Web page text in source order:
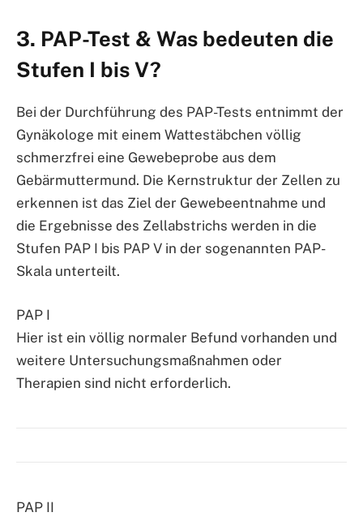
3. PAP-Test & Was bedeuten die
Stufen I bis V?
Bei der Durchführung des PAP-Tests entnimmt der
Gynäkologe mit einem Wattestäbchen völlig
schmerzfrei eine Gewebeprobe aus dem
Gebärmuttermund. Die Kernstruktur der Zellen zu
erkennen ist das Ziel der Gewebeentnahme und
die Ergebnisse des Zellabstrichs werden in die
Stufen PAP I bis PAP V in der sogenannten PAP-
Skala unterteilt.
PAP I
Hier ist ein völlig normaler Befund vorhanden und
weitere Untersuchungsmaßnahmen oder
Therapien sind nicht erforderlich.
PAP II